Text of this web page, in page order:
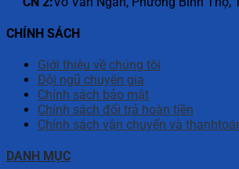
CHÍNH SÁCH
Giới thiệu về chúng tôi
Đội ngũ chuyên gia
Chính sách bảo mật
Chính sách đổi trả hoàn tiền
Chính sách vận chuyển và
DANH MỤC